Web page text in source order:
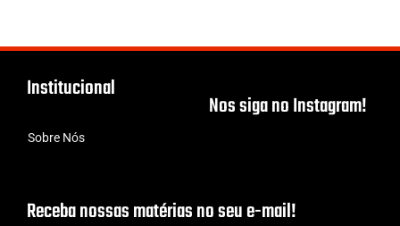
Institucional
Sobre Nós
Nos siga no Instagram!
Receba nossas matérias no seu e-mail!